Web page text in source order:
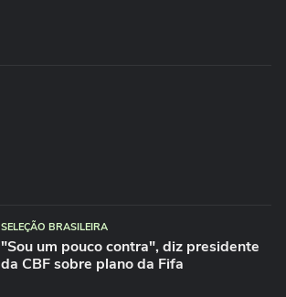
SELEÇÃO BRASILEIRA
"Sou um pouco contra", diz presidente
da CBF sobre plano da Fifa